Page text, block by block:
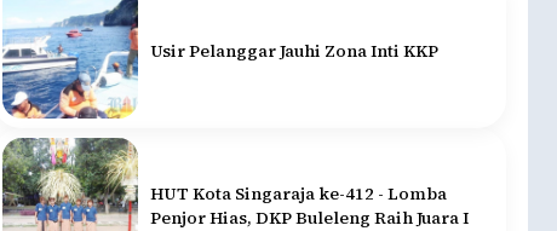
Usir Pelanggar Jauhi Zona Inti KKP
HUT Kota Singaraja ke-412 - Lomba
Penjor Hias, DKP Buleleng Raih Juara I